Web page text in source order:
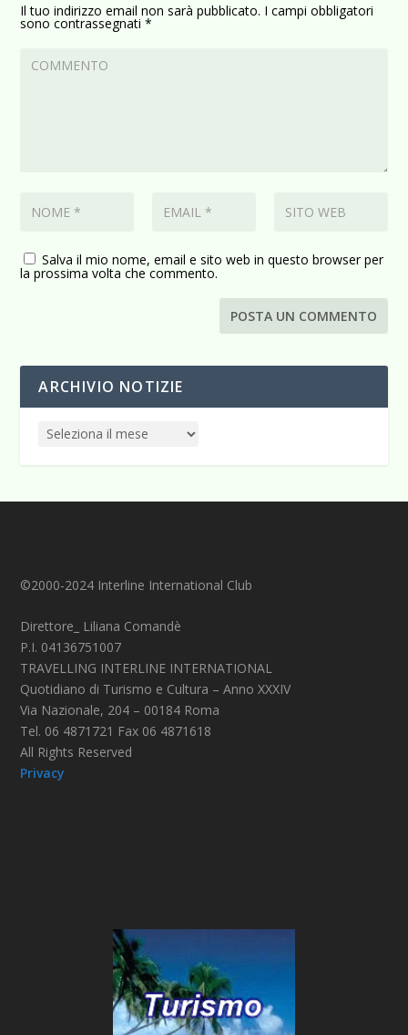
Il tuo indirizzo email non sarà pubblicato. I campi obbligatori
sono contrassegnati*
Salva il mio nome, email e sito web in questo browser per
la prossima volta che commento.
ARCHIVIO NOTIZIE
©2000-2024 Interline International Club
Direttore_ Liliana Comandè
P.I. 04136751007
TRAVELLING INTERLINE INTERNATIONAL
Quotidiano di Turismo e Cultura – Anno XXXIV
Via Nazionale, 204 – 00184 Roma
Tel. 06 4871721 Fax 06 4871618
All Rights Reserved
Privacy